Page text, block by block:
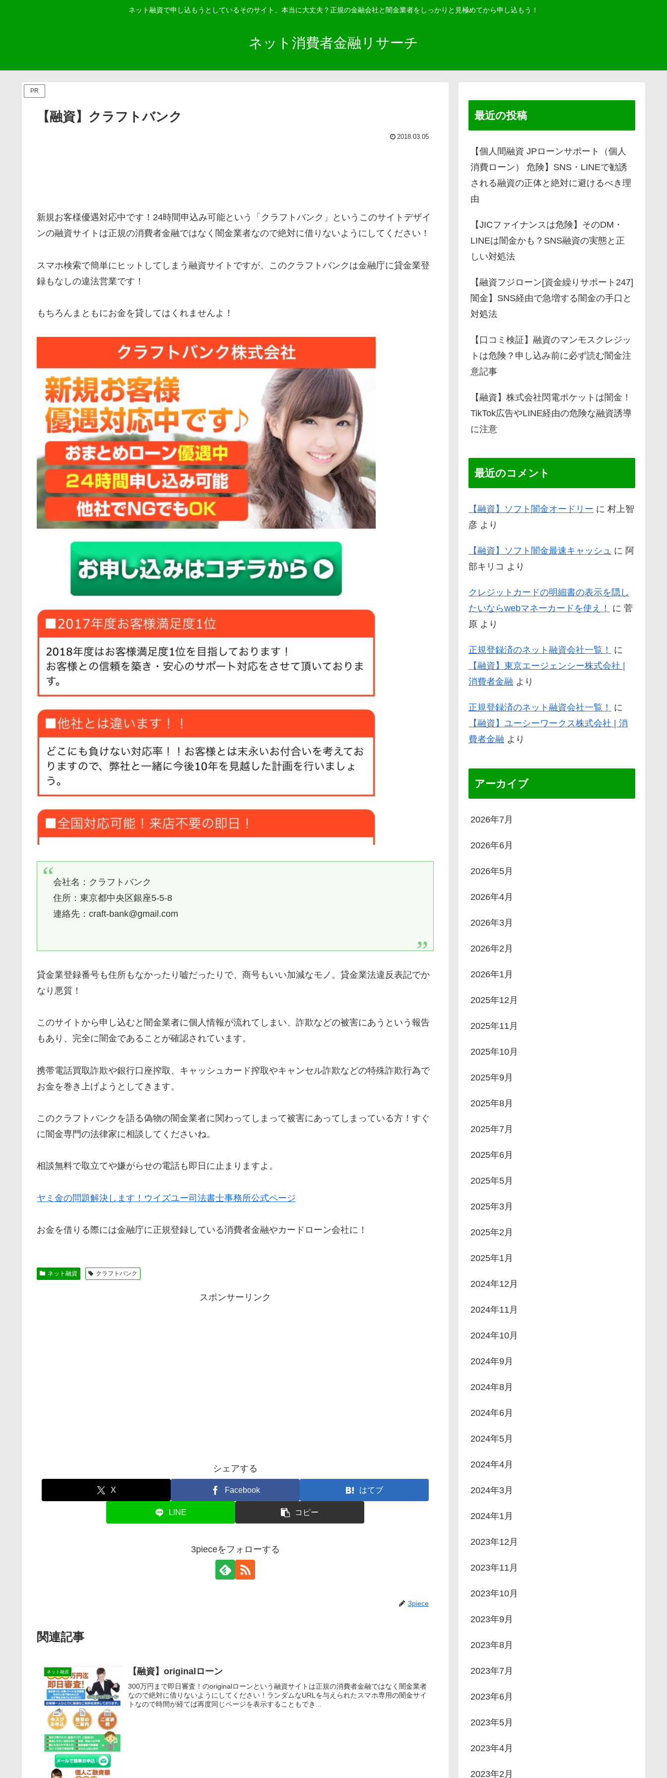
ネット融資で申し込もうとしているそのサイト、本当に大丈夫？正規の金融会社と闇金業者をしっかりと見極めてから申し込もう！
ネット消費者金融リサーチ
PR
【融資】クラフトバンク
2018.03.05
新規お客様優遇対応中です！24時間申込み可能 という「 クラフトバンク 」というこのサイトデザイ
ンの融資サイトは正規の消費者金融ではなく闇金業者なので絶対に借りないようにしてください！
スマホ検索で簡単にヒットしてしまう融資サイトですが、このクラフトバンク は金融庁に貸金業登
録もなしの違法営業です！
もちろんまともにお金を貸してはくれませんよ！
会社名： クラフトバンク
住所：東京都中央区銀座5-5-8
連絡先：craft-bank@gmail.com
貸金業登録番号も住所もなかったり嘘だったりで、商号もいい加減なモノ。貸金業法違反表記でか
なり悪質！
このサイトから申し込むと闇金業者に個人情報が流れてしまい、詐欺などの被害にあうという報告
もあり、完全に闇金であることが確認されています。
携帯電話買取詐欺や銀行口座搾取、キャッシュカード搾取やキャンセル詐欺などの特殊詐欺行為で
お金を巻き上げようとしてきます。
このクラフトバンク を語る偽物の闇金業者に関わってしまって被害にあってしまっている方！すぐ
に闇金専門の法律家に相談してくださいね。
相談無料で取立てや嫌がらせの電話も即日に止まりますよ。
ヤミ金の問題解決します！ウイズユー司法書士事務所公式ページ
お金を借りる際には金融庁に正規登録している消費者金融やカードローン会社に！
ネット融資 クラフトバンク
スポンサーリンク
シェアする
X Facebook はてブ
LINE コピー
3pieceをフォローする
3piece
関連記事
ネット融資 【融資】originalローン
300万円まで即日審査！のoriginalローンという融資サイトは正規の消費者金融ではなく闇金業者
なので絶対に借りないようにしてください！ランダムなURLを与えられたスマホ専用の闇金サイ
トなので時間が経てば再度同じページを表示することもでき...
最近の投稿
【個人間融資 JPローンサポート（個人
消費ローン） 危険】SNS・LINEで勧誘
される融資の正体と絶対に避けるべき理
由
【JICファイナンスは危険】そのDM・
LINEは闇金かも？SNS融資の実態と正
しい対処法
【融資フジローン[資金繰りサポート247]
闇金】SNS経由で急増する闇金の手口と
対処法
【口コミ検証】融資のマンモスクレジッ
トは危険？申し込み前に必ず読む闇金注
意記事
【融資】株式会社閃電ポケットは闇金！
TikTok広告やLINE経由の危険な融資誘導
に注意
最近のコメント
【融資】ソフト闇金オードリー に 村上智
彦 より
【融資】ソフト闇金最速キャッシュ に 阿
部キリコ より
クレジットカードの明細書の表示を隠し
たいならwebマネーカードを使え！
に 菅
原 より
正規登録済のネット融資会社一覧！
に
【融資】東京エージェンシー株式会社 |
消費者金融 より
正規登録済のネット融資会社一覧！
に
【融資】ユーシーワークス株式会社 | 消
費者金融 より
アーカイブ
2026年7月
2026年6月
2026年5月
2026年4月
2026年3月
2026年2月
2026年1月
2025年12月
2025年11月
2025年10月
2025年9月
2025年8月
2025年7月
2025年6月
2025年5月
2025年3月
2025年2月
2025年1月
2024年12月
2024年11月
2024年10月
2024年9月
2024年8月
2024年6月
2024年5月
2024年4月
2024年3月
2024年1月
2023年12月
2023年11月
2023年10月
2023年9月
2023年8月
2023年7月
2023年6月
2023年5月
2023年4月
2023年2月